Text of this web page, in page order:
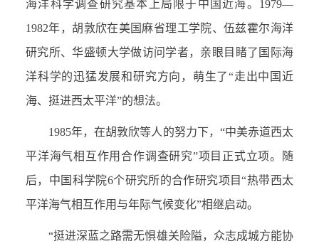
海洋科学调查研究基本上局限于中国近海。 1979—
1982年，胡敦欣在美国麻省理工学院、伍兹霍尔海洋
研究所、华盛顿大学做访问学者，亲眼目睹了国际海
洋科学的迅猛发展和研究方向，萌生了“走出中国近
海、挺进西太平洋”的想法。
1985年，在胡敦欣等人的努力下，“中美赤道西太
平洋海气相互作用合作调查研究”项目正式立项。随
后，中国科学院6个研究所的合作研究项目“热带西太
平洋海气相互作用与年际气候变化”相继启动。
“挺进深蓝之路需无惧雄关险隘，众志成城方能协